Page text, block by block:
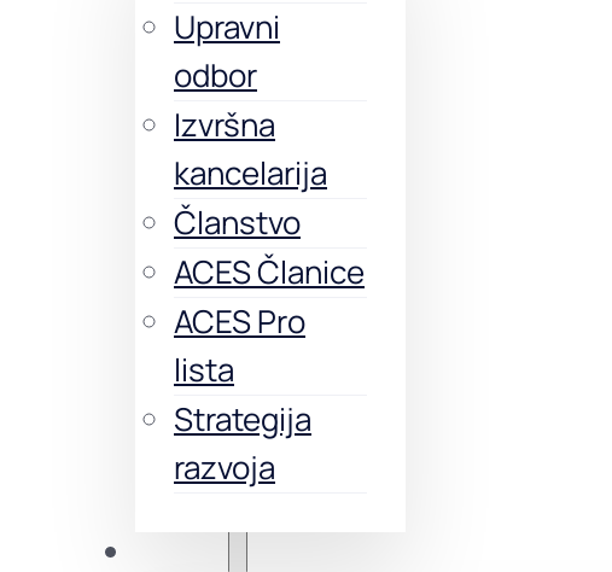
Upravni
odbor
Izvršna
kancelarija
Članstvo
ACES Članice
ACES Pro
lista
Strategija
razvoja